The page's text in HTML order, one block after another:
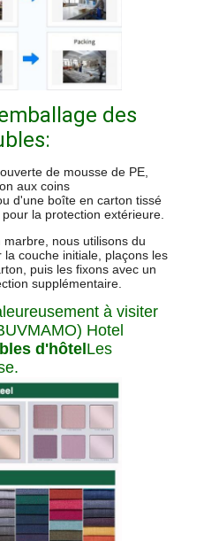
des
de mousse de PE,
aux coins
d'une boîte en carton tissé
la protection extérieure.
nous utilisons du
couche initiale, plaçons les
puis les fixons avec un
supplémentaire.
à visiter
Hotel
d'hôtelLes